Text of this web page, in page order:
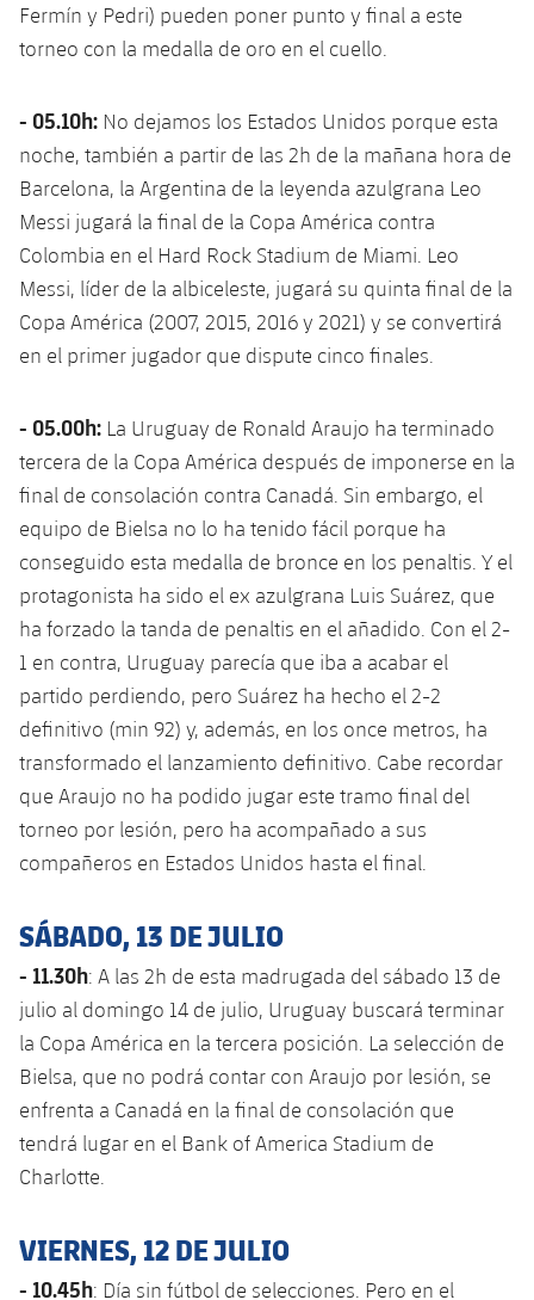
eFootball
Fermín y Pedri) pueden poner punto y final a este
torneo con la medalla de oro en el cuello.
- 05.10h: No dejamos los Estados Unidos porque esta
noche, también a partir de las 2h de la mañana hora de
Barcelona, la Argentina de la leyenda azulgrana Leo
Messi jugará la final de la Copa América contra
Colombia en el Hard Rock Stadium de Miami. Leo
Messi, líder de la albiceleste, jugará su quinta final de la
Copa América (2007, 2015, 2016 y 2021) y se convertirá
en el primer jugador que dispute cinco finales.
- 05.00h: La Uruguay de Ronald Araujo ha terminado
tercera de la Copa América después de imponerse en la
final de consolación contra Canadá. Sin embargo, el
equipo de Bielsa no lo ha tenido fácil porque ha
conseguido esta medalla de bronce en los penaltis. Y el
protagonista ha sido el ex azulgrana Luis Suárez, que
ha forzado la tanda de penaltis en el añadido. Con el 2-
1 en contra, Uruguay parecía que iba a acabar el
partido perdiendo, pero Suárez ha hecho el 2-2
definitivo (min 92) y, además, en los once metros, ha
transformado el lanzamiento definitivo. Cabe recordar
que Araujo no ha podido jugar este tramo final del
torneo por lesión, pero ha acompañado a sus
compañeros en Estados Unidos hasta el final.
SÁBADO, 13 DE JULIO
- 11.30h: A las 2h de esta madrugada del sábado 13 de
julio al domingo 14 de julio, Uruguay buscará terminar
la Copa América en la tercera posición. La selección de
Bielsa, que no podrá contar con Araujo por lesión, se
enfrenta a Canadá en la final de consolación que
tendrá lugar en el Bank of America Stadium de
Charlotte.
VIERNES, 12 DE JULIO
- 10.45h: Día sin fútbol de selecciones. Pero en el